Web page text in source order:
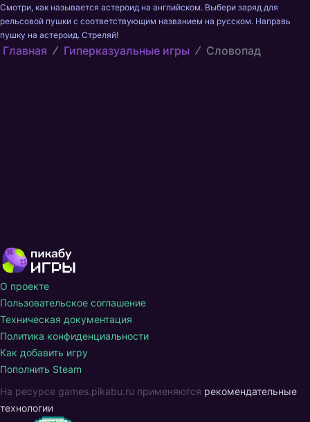
Смотри, как называется астероид на английском. Выбери заряд для
рельсовой пушки с соответствующим названием на русском. Направь
пушку на астероид. Стреляй!
Главная Гиперказуальные игры Словопад
О проекте
Пользовательское соглашение
Техническая документация
Политика конфиденциальности
Как добавить игру
Пополнить Steam
На ресурсе games.pikabu.ru применяются рекомендательные
технологии